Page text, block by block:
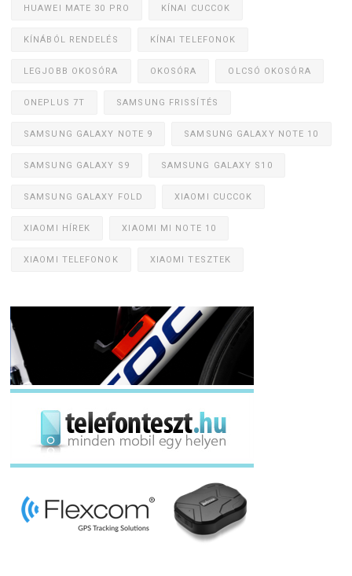
HUAWEI MATE 30 PRO KÍNAI CUCCOK
KÍNÁBÓL RENDELÉS KÍNAI TELEFONOK
LEGJOBB OKOSÓRA OKOSÓRA OLCSÓ OKOSÓRA
ONEPLUS 7T SAMSUNG FRISSÍTÉS
SAMSUNG GALAXY NOTE 9 SAMSUNG GALAXY NOTE 10
SAMSUNG GALAXY S9 SAMSUNG GALAXY S10
SAMSUNG GALAXY FOLD XIAOMI CUCCOK
XIAOMI HÍREK XIAOMI MI NOTE 10
XIAOMI TELEFONOK XIAOMI TESZTEK